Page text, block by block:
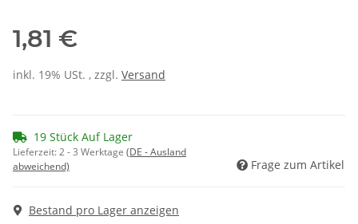
1,81 €
inkl. 19% USt. , zzgl. Versand
19 Stück Auf Lager
Lieferzeit:2 - 3 Werktage (DE - Ausland
abweichend)
Frage zum Artikel
Bestand pro Lager anzeigen